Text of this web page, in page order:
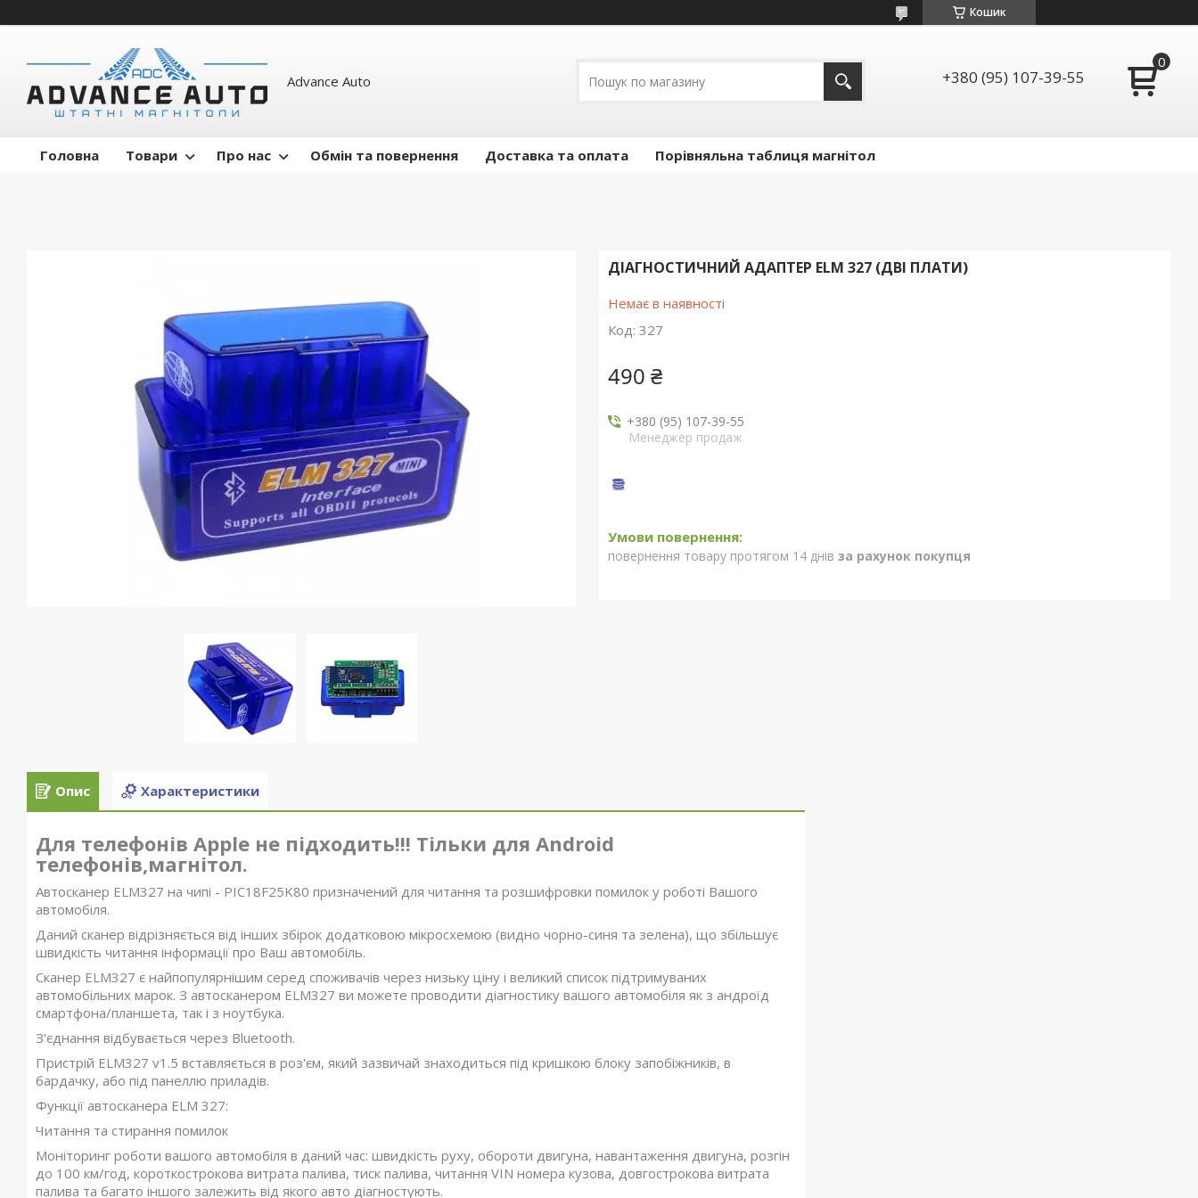
Кошик
Advance Auto +380 (95) 107-39-55
Головна Товари Про нас Обмін та повернення Доставка та оплата Порівняльна таблиця магнітол
ДІАГНОСТИЧНИЙ АДАПТЕР ELM 327 (ДВІ ПЛАТИ)
Немає в наявності
Код: 327
490 ₴
+380 (95) 107-39-55
Менеджер продаж
повернення товару протягом 14 днів за рахунок покупця
Опис Характеристики
Для телефонів Apple не підходить!!! Тільки для Android
телефонів,магнітол.
Автосканер ELM327 на чипі - PIC18F25K80 призначений для читання та розшифровки помилок у роботі Вашого
автомобіля.
Даний сканер відрізняється від інших збірок додатковою мікросхемою (видно чорно-синя та зелена), що збільшує
швидкість читання інформації про Ваш автомобіль.
Сканер ELM327 є найпопулярнішим серед споживачів через низьку ціну і великий список підтримуваних
автомобільних марок. З автосканером ELM327 ви можете проводити діагностику вашого автомобіля як з андроїд
смартфона/планшета, так і з ноутбука.
З'єднання відбувається через Bluetooth.
Пристрій ELM327 v1.5 вставляється в роз'єм, який зазвичай знаходиться під кришкою блоку запобіжників, в
бардачку, або під панеллю приладів.
Функції автосканера ELM 327:
Читання та стирання помилок
Моніторинг роботи вашого автомобіля в даний час: швидкість руху, обороти двигуна, навантаження двигуна, розгін
до 100 км/год, короткострокова витрата палива, тиск палива, читання VIN номера кузова, довгострокова витрата
палива та багато іншого залежить від якого авто діагностують.